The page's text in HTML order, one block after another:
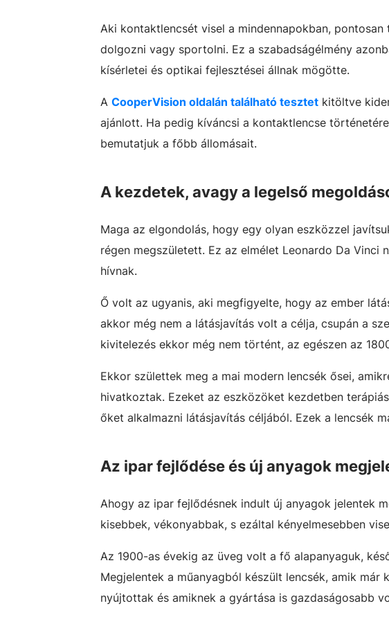
Aki kontaktlencsét visel a mindennapokban,
dolgozni vagy sportolni. Ez a szabadságélmény
kísérletei és optikai fejlesztései állnak mögötte.
A CooperVision oldalán található tesztet kitöltve
ajánlott. Ha pedig kíváncsi a kontaktlencse
bemutatjuk a főbb állomásait.
A kezdetek, avagy a legelső
Maga az elgondolás, hogy egy olyan eszközzel
régen megszületett. Ez az elmélet Leonardo Da Vinci
hívnak.
Ő volt az ugyanis, aki megfigyelte, hogy az ember
akkor még nem a látásjavítás volt a célja, csupán a
kivitelezés ekkor még nem történt, az egészen az
Ekkor születtek meg a mai modern lencsék ősei,
hivatkoztak. Ezeket az eszközöket kezdetben
őket alkalmazni látásjavítás céljából. Ezek a lencsék
Az ipar fejlődése és új anyagok
Ahogy az ipar fejlődésnek indult új anyagok jelentek
kisebbek, vékonyabbak, s ezáltal kényelmesebben
Az 1900-as évekig az üveg volt a fő alapanyaguk,
Megjelentek a műanyagból készült lencsék, amik
nyújtottak és amiknek a gyártása is gazdaságosabb